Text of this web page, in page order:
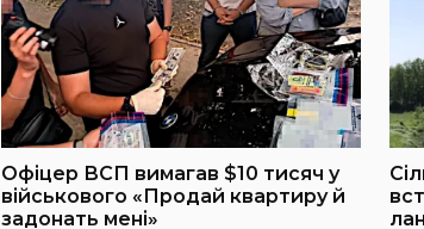
Офіцер ВСП вимагав $10 тисяч у
військового «Продай квартиру й
задонать мені»